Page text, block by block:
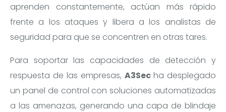
aprenden constantemente, actúan más rápido
frente a los ataques y libera a los analistas de
seguridad para que se concentren en otras tares.
Para soportar las capacidades de detección y
respuesta de las empresas, A3Sec ha desplegado
un panel de control con soluciones automatizadas
a las amenazas, generando una capa de blindaje